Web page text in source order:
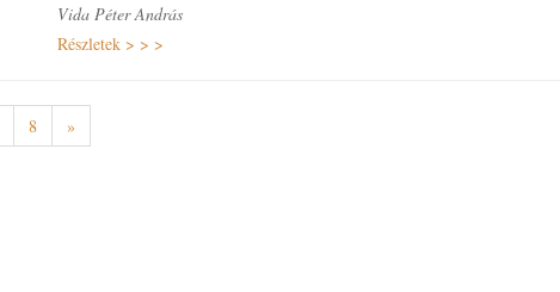
Vida Péter András
Részletek > > >
8 »